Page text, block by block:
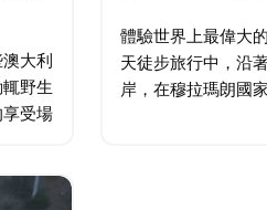
大利
野生
受場
體驗世界上最偉大
天徒步旅行中，沿
岸，在穆拉瑪朗國